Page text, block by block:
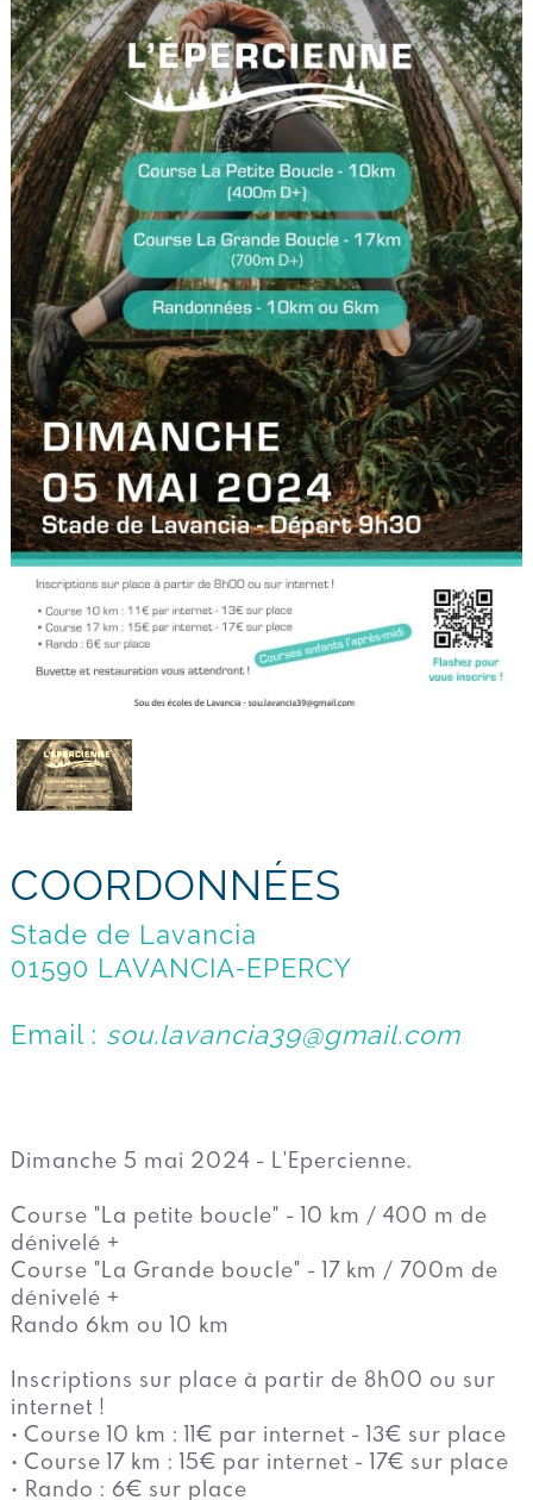
COORDONNÉES
Stade de Lavancia
01590 LAVANCIA-EPERCY
Email : sou.lavancia39@gmail.com
Dimanche 5 mai 2024 - L'Epercienne.
Course "La petite boucle" - 10 km / 400 m de
dénivelé +
Course "La Grande boucle" - 17 km / 700m de
dénivelé +
Rando 6km ou 10 km
Inscriptions sur place à partir de 8h00 ou sur
internet !
• Course 10 km : 11€ par internet - 13€ sur place
• Course 17 km : 15€ par internet - 17€ sur place
• Rando : 6€ sur place